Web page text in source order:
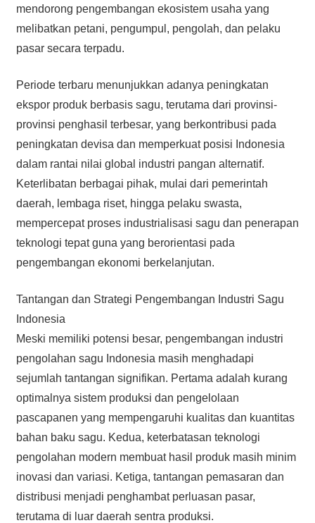
mendorong pengembangan ekosistem usaha yang
melibatkan petani, pengumpul, pengolah, dan pelaku
pasar secara terpadu.
Periode terbaru menunjukkan adanya peningkatan
ekspor produk berbasis sagu, terutama dari provinsi-
provinsi penghasil terbesar, yang berkontribusi pada
peningkatan devisa dan memperkuat posisi Indonesia
dalam rantai nilai global industri pangan alternatif.
Keterlibatan berbagai pihak, mulai dari pemerintah
daerah, lembaga riset, hingga pelaku swasta,
mempercepat proses industrialisasi sagu dan penerapan
teknologi tepat guna yang berorientasi pada
pengembangan ekonomi berkelanjutan.
Tantangan dan Strategi Pengembangan Industri Sagu
Indonesia
Meski memiliki potensi besar, pengembangan industri
pengolahan sagu Indonesia masih menghadapi
sejumlah tantangan signifikan. Pertama adalah kurang
optimalnya sistem produksi dan pengelolaan
pascapanen yang mempengaruhi kualitas dan kuantitas
bahan baku sagu. Kedua, keterbatasan teknologi
pengolahan modern membuat hasil produk masih minim
inovasi dan variasi. Ketiga, tantangan pemasaran dan
distribusi menjadi penghambat perluasan pasar,
terutama di luar daerah sentra produksi.